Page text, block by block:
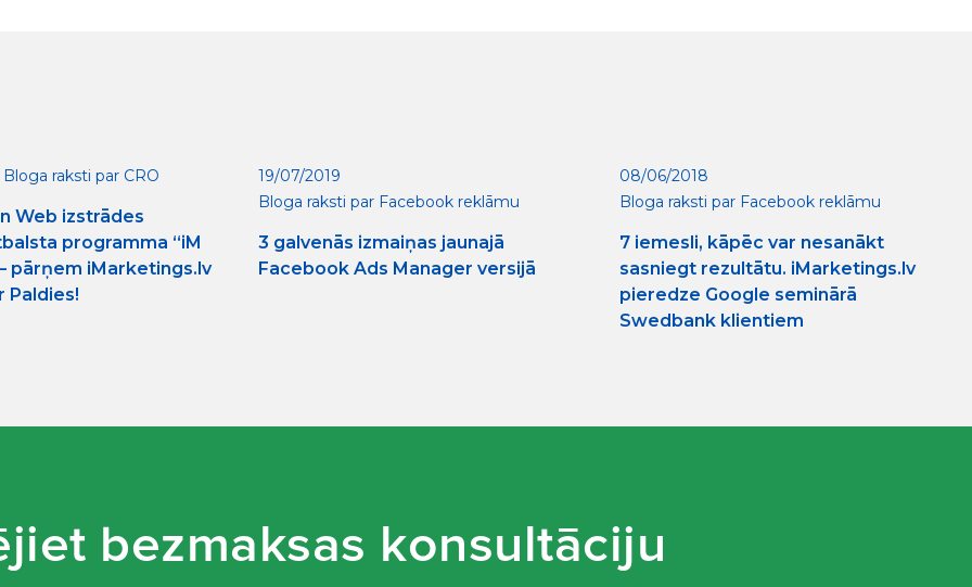
Bloga raksti par CRO
Web izstrādes
programma “iM
pārņem iMarketings.lv
Paldies!
19/07/2019
Bloga raksti par Facebook reklāmu
3 galvenās izmaiņas jaunajā
Facebook Ads Manager versijā
08/06/2018
Bloga raksti par Facebook reklāmu
7 iemesli, kāpēc var nesanākt
sasniegt rezultātu. iMarketings.lv
pieredze Google seminārā
Swedbank klientiem
bezmaksas konsultāciju